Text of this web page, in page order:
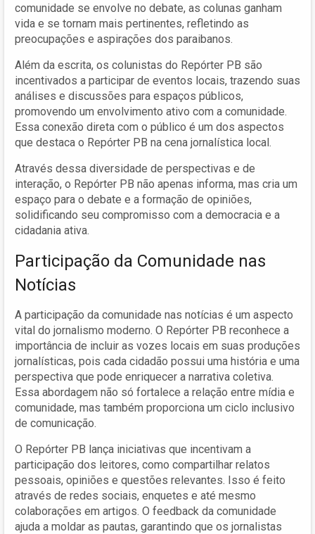
comunidade se envolve no debate, as colunas ganham
vida e se tornam mais pertinentes, refletindo as
preocupações e aspirações dos paraibanos.
Além da escrita, os colunistas do Repórter PB são
incentivados a participar de eventos locais, trazendo suas
análises e discussões para espaços públicos,
promovendo um envolvimento ativo com a comunidade.
Essa conexão direta com o público é um dos aspectos
que destaca o Repórter PB na cena jornalística local.
Através dessa diversidade de perspectivas e de
interação, o Repórter PB não apenas informa, mas cria um
espaço para o debate e a formação de opiniões,
solidificando seu compromisso com a democracia e a
cidadania ativa.
Participação da Comunidade nas
Notícias
A participação da comunidade nas notícias é um aspecto
vital do jornalismo moderno. O Repórter PB reconhece a
importância de incluir as vozes locais em suas produções
jornalísticas, pois cada cidadão possui uma história e uma
perspectiva que pode enriquecer a narrativa coletiva.
Essa abordagem não só fortalece a relação entre mídia e
comunidade, mas também proporciona um ciclo inclusivo
de comunicação.
O Repórter PB lança iniciativas que incentivam a
participação dos leitores, como compartilhar relatos
pessoais, opiniões e questões relevantes. Isso é feito
através de redes sociais, enquetes e até mesmo
colaborações em artigos. O feedback da comunidade
ajuda a moldar as pautas, garantindo que os jornalistas